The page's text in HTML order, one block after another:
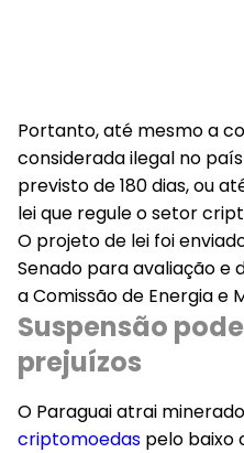
Portanto, até mesmo a
considerada ilegal no
previsto de 180 dias, ou
lei que regule o setor
O projeto de lei foi
Senado para avaliação
a Comissão de Energia e
Suspensão
prejuízos
O Paraguai atrai
criptomoedas pelo baixo